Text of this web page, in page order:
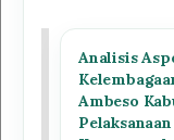
Analisis
Ambeso